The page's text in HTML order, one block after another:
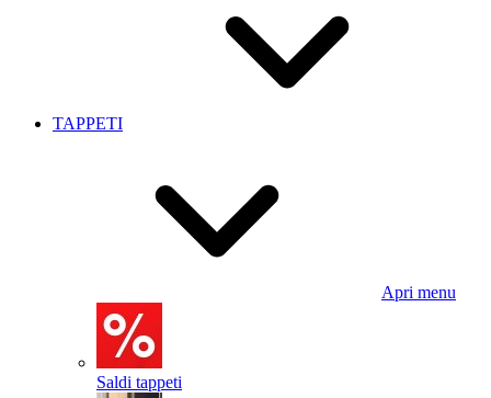
TAPPETI
Apri menu
Saldi tappeti